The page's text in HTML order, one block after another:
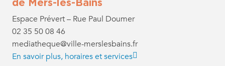
Espace Prévert – Rue Paul Doumer
02 35 50 08 46
mediatheque@ville-merslesbains.fr
En savoir plus, horaires et services